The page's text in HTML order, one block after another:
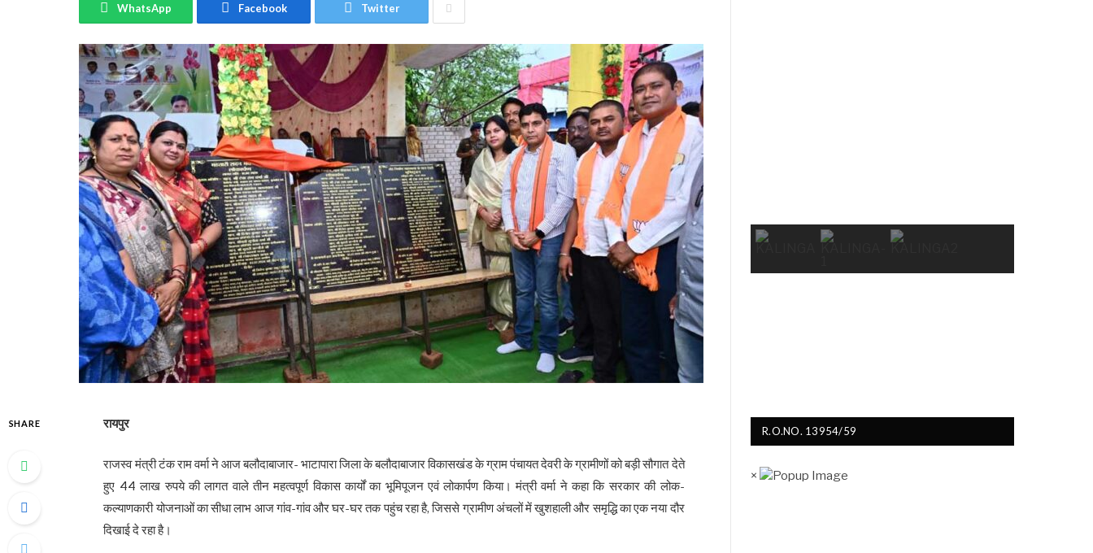
WhatsApp Facebook Twitter
SHARE ​रायपुर
राजस्व मंत्री टंक राम वर्मा ने आज बलौदाबाजार- भाटापारा जिला के बलौदाबाजार विकासखंड के ग्राम पंचायत देवरी के ग्रामीणों को बड़ी सौगात देते
हुए 44 लाख रुपये की लागत वाले तीन महत्वपूर्ण विकास कार्यों का भूमिपूजन एवं लोकार्पण किया। मंत्री वर्मा ने कहा कि सरकार की लोक-
कल्याणकारी योजनाओं का सीधा लाभ आज गांव-गांव और घर-घर तक पहुंच रहा है, जिससे ग्रामीण अंचलों में खुशहाली और समृद्धि का एक नया दौर
दिखाई दे रहा है।
R.O.NO. 13954/59
×